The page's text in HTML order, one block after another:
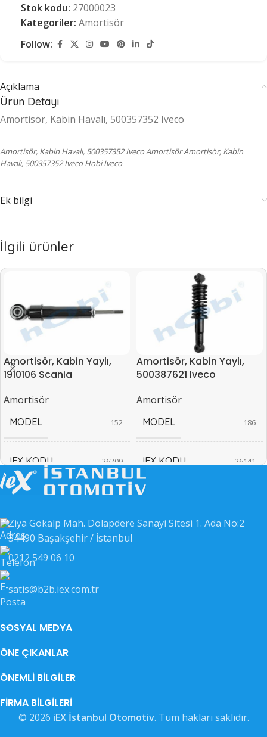
Stok kodu: 27000023
Kategoriler: Amortisör
Follow:
Açıklama
Ürün Detayı
Amortisör, Kabin Havalı, 500357352 Iveco
Amortisör, Kabin Havalı, 500357352 Iveco Amortisör Amortisör, Kabin
Havalı, 500357352 Iveco Hobi Iveco
Ek bilgi
İlgili ürünler
Amortisör, Kabin Yaylı,
1910106 Scania
Amortisör
MODEL 152
IEX KODU 26209
OEM KODU 26211
Amortisör, Kabin Yaylı,
500387621 Iveco
Amortisör
MODEL 186
IEX KODU 26141
Ziya Gökalp Mah. Dolapdere Sanayi Sitesi 1. Ada No:2
34490 Başakşehir / İstanbul
0212 549 06 10
satis@b2b.iex.com.tr
SOSYAL MEDYA
ÖNE ÇIKANLAR
ÖNEMLI BILGILER
FIRMA BILGILERI
© 2026 iEX İstanbul Otomotiv. Tüm hakları saklıdır.